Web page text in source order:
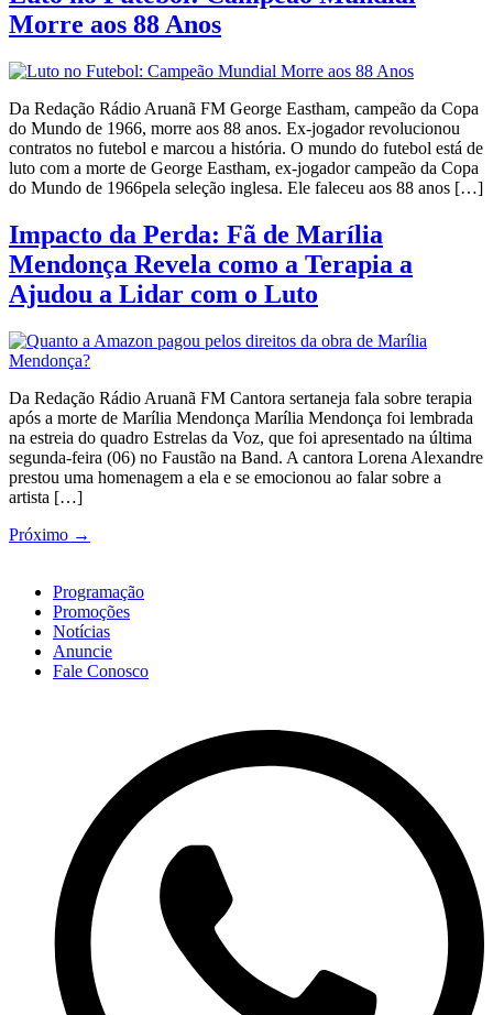
Morre aos 88 Anos
Da Redação Rádio Aruanã FM George Eastham, campeão da Copa
do Mundo de 1966, morre aos 88 anos. Ex-jogador revolucionou
contratos no futebol e marcou a história. O mundo do futebol está de
luto com a morte de George Eastham, ex-jogador campeão da Copa
do Mundo de 1966pela seleção inglesa. Ele faleceu aos 88 anos […]
Impacto da Perda: Fã de Marília
Mendonça Revela como a Terapia a
Ajudou a Lidar com o Luto
Da Redação Rádio Aruanã FM Cantora sertaneja fala sobre terapia
após a morte de Marília Mendonça Marília Mendonça foi lembrada
na estreia do quadro Estrelas da Voz, que foi apresentado na última
segunda-feira (06) no Faustão na Band. A cantora Lorena Alexandre
prestou uma homenagem a ela e se emocionou ao falar sobre a
artista […]
Próximo →
Programação
Promoções
Notícias
Anuncie
Fale Conosco